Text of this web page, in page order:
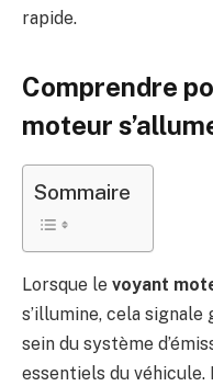
rapide.
Comprendre
moteur
Sommaire
Lorsque le voyant
s’illumine, cela
sein du système
essentiels du